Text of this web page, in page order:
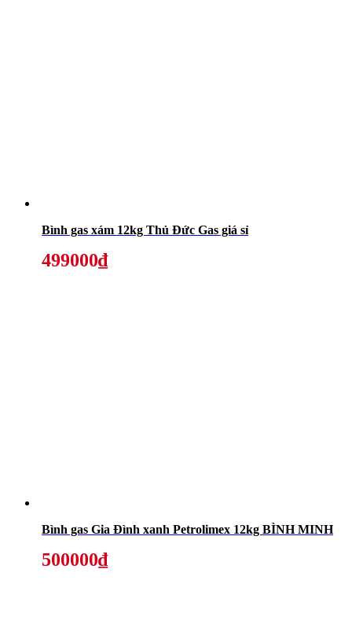
Bình gas xám 12kg Thủ Đức Gas giá sỉ
499000₫
Bình gas Gia Đình xanh Petrolimex 12kg BÌNH MINH
500000₫